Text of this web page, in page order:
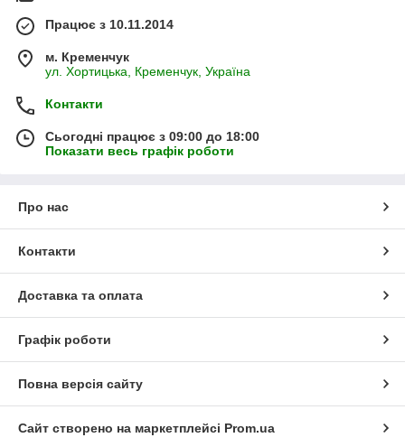
Працює з 10.11.2014
м. Кременчук
ул. Хортицька, Кременчук, Україна
Контакти
Сьогодні працює з 09:00 до 18:00
Показати весь графік роботи
Про нас
Контакти
Доставка та оплата
Графік роботи
Повна версія сайту
Сайт створено на маркетплейсі Prom.ua